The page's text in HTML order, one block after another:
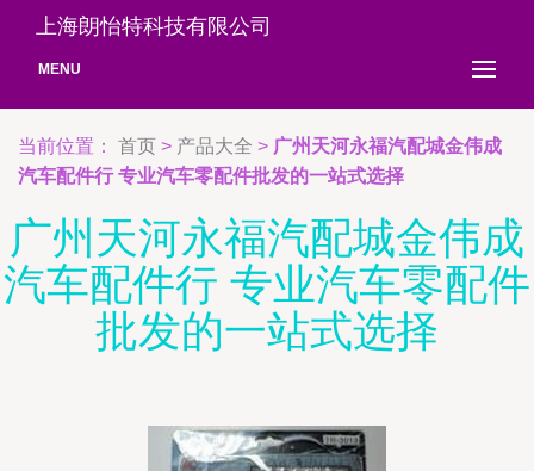
上海朗怡特科技有限公司
MENU
当前位置： 首页 > 产品大全 > 广州天河永福汽配城金伟成
汽车配件行 专业汽车零配件批发的一站式选择
广州天河永福汽配城金伟成
汽车配件行 专业汽车零配件
批发的一站式选择